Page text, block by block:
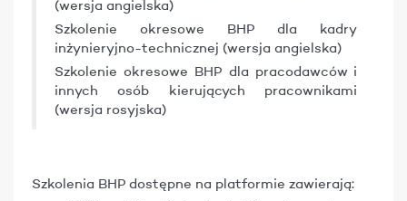
(wersja angielska)
Szkolenie okresowe BHP dla kadry
inżynieryjno-technicznej (wersja angielska)
Szkolenie okresowe BHP dla pracodawców i
innych osób kierujących pracownikami
(wersja rosyjska)
Szkolenia BHP dostępne na platformie zawierają: